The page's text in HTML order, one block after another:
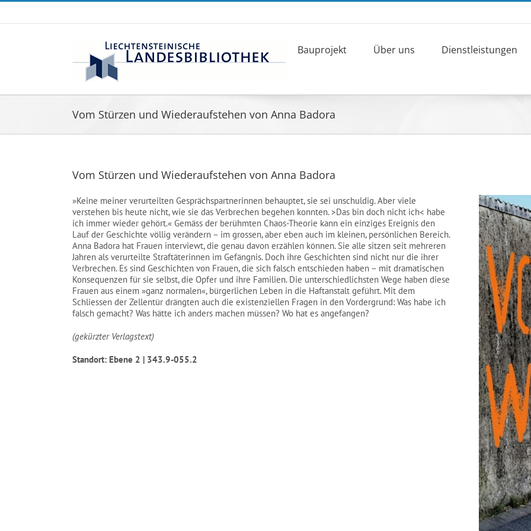
Zum
springen
Bauprojekt Über uns Dienstleistungen
Vom Stürzen und Wiederaufstehen von Anna Badora
Vom Stürzen und Wiederaufstehen von Anna Badora
»Keine meiner verurteilten Gesprächspartnerinnen behauptet, sie sei unschuldig. Aber viele
verstehen bis heute nicht, wie sie das Verbrechen begehen konnten. >Das bin doch nicht ich< habe
ich immer wieder gehört.« Gemäss der berühmten Chaos-Theorie kann ein einziges Ereignis den
Lauf der Geschichte völlig verändern – im grossen, aber eben auch im kleinen, persönlichen Bereich.
Anna Badora hat Frauen interviewt, die genau davon erzählen können. Sie alle sitzen seit mehreren
Jahren als verurteilte Straftäterinnen im Gefängnis. Doch ihre Geschichten sind nicht nur die ihrer
Verbrechen. Es sind Geschichten von Frauen, die sich falsch entschieden haben – mit dramatischen
Konsequenzen für sie selbst, die Opfer und ihre Familien. Die unterschiedlichsten Wege haben diese
Frauen aus einem »ganz normalen«, bürgerlichen Leben in die Haftanstalt geführt. Mit dem
Schliessen der Zellentür drängten auch die existenziellen Fragen in den Vordergrund: Was habe ich
falsch gemacht? Was hätte ich anders machen müssen? Wo hat es angefangen?
(gekürzter Verlagstext)
Standort: Ebene 2 | 343.9-055.2